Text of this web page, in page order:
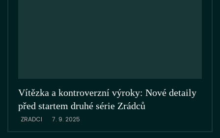
Vítězka a kontroverzní výroky: Nové detaily
před startem druhé série Zrádců
ZRADCI 7. 9. 2025